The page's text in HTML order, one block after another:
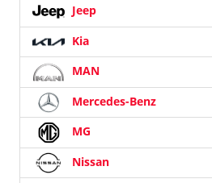
Jeep
Kia
MAN
Mercedes-Benz
MG
Nissan